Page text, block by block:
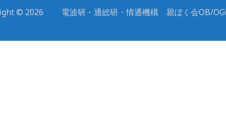
© 2026 電波研・通総研・情通機構 親ぼく会OB/OG